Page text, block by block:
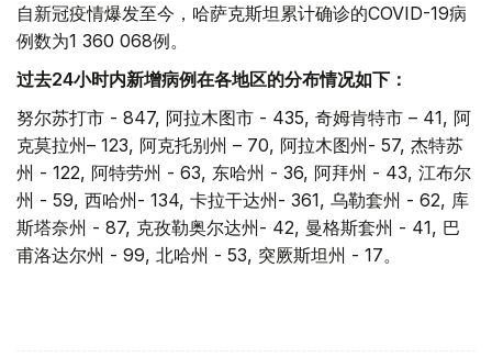
自新冠疫情爆发至今，哈萨克斯坦累计确诊的COVID-19病
例数为1 360 068例。
过去24小时内新增病例在各地区的分布情况如下：
努尔苏打市 - 847, 阿拉木图市 - 435, 奇姆肯特市 – 41, 阿
克莫拉州– 123, 阿克托别州 – 70, 阿拉木图州- 57, 杰特苏
州 - 122, 阿特劳州 - 63, 东哈州 - 36, 阿拜州 - 43, 江布尔
州 - 59, 西哈州- 134, 卡拉干达州- 361, 乌勒套州 - 62, 库
斯塔奈州 - 87, 克孜勒奥尔达州- 42, 曼格斯套州 - 41, 巴
甫洛达尔州 - 99, 北哈州 - 53, 突厥斯坦州 - 17。